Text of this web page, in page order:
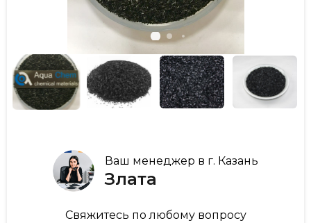
Ваш менеджер в г. Казань
Злата
Свяжитесь по любому вопросу